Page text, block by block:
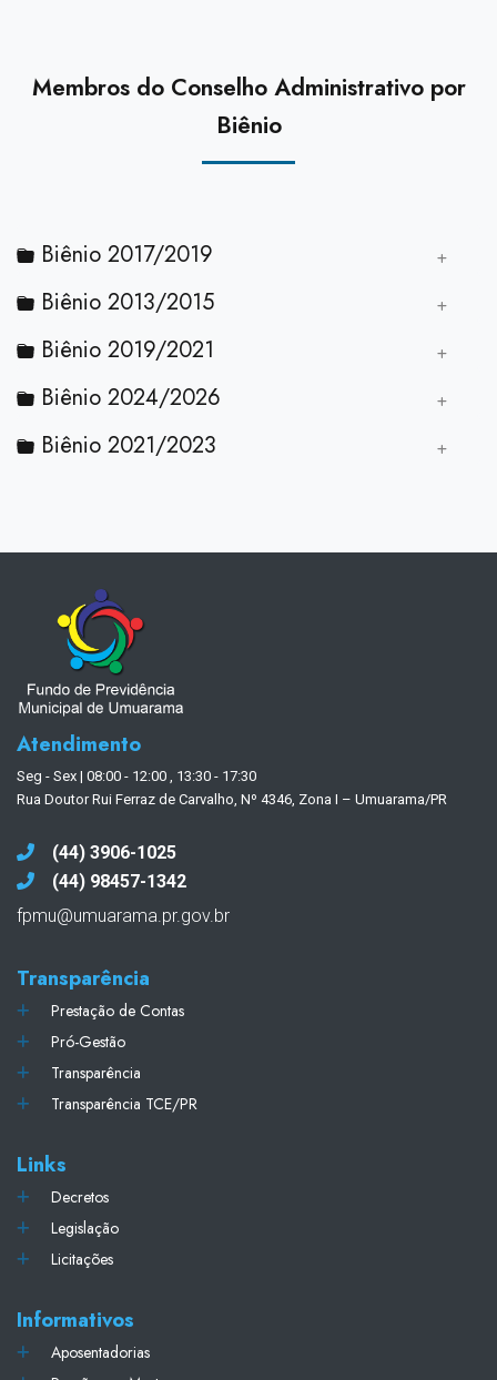
Membros do Conselho Administrativo por
Biênio
Biênio 2017/2019
Biênio 2013/2015
Biênio 2019/2021
Biênio 2024/2026
Biênio 2021/2023
Atendimento
Seg - Sex | 08:00 - 12:00 , 13:30 - 17:30
Rua Doutor Rui Ferraz de Carvalho, Nº 4346, Zona I – Umuarama/PR
(44) 3906-1025
(44) 98457-1342
fpmu@umuarama.pr.gov.br
Transparência
Prestação de Contas
Pró-Gestão
Transparência
Transparência TCE/PR
Links
Decretos
Legislação
Licitações
Informativos
Aposentadorias